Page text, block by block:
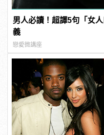
男人必讀！超譯5句「女
義
戀愛微講座